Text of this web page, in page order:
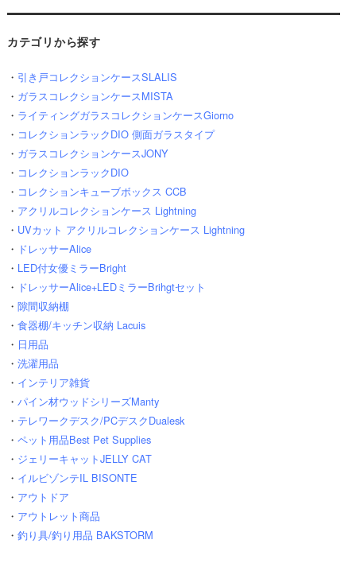
カテゴリから探す
・ 引き戸コレクションケースSLALIS
・ ガラスコレクションケースMISTA
・ ライティングガラスコレクションケースGiorno
・ コレクションラックDIO 側面ガラスタイプ
・ ガラスコレクションケースJONY
・ コレクションラックDIO
・ コレクションキューブボックス CCB
・ アクリルコレクションケース Lightning
・ UVカット アクリルコレクションケース Lightning
・ ドレッサーAlice
・ LED付女優ミラーBright
・ ドレッサーAlice+LEDミラーBrihgtセット
・ 隙間収納棚
・ 食器棚/キッチン収納 Lacuis
・ 日用品
・ 洗濯用品
・ インテリア雑貨
・ パイン材ウッドシリーズManty
・ テレワークデスク/PCデスクDualesk
・ ペット用品Best Pet Supplies
・ ジェリーキャットJELLY CAT
・ イルビゾンテIL BISONTE
・ アウトドア
・ アウトレット商品
・ 釣り具/釣り用品 BAKSTORM